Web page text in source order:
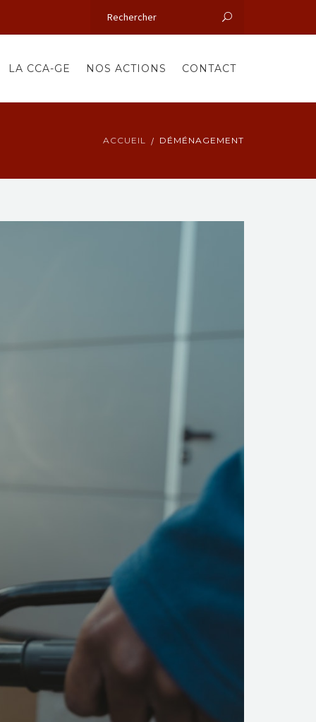
LA CCA-GE NOS ACTIONS CONTACT
ACCUEIL DÉMÉNAGEMENT